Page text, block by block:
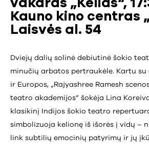
vakaras „Kelias“,
Kauno kino centras
Laisvės al. 54
Dviejų dalių solinė debiutinė šokio
minučių arbatos pertraukėle. Kartu
ir Europos, „Rajyashree Ramesh
teatro akademijos” šokėja Lina
klasikinį Indijos šokio teatro
simbolizuoja kelionę iš išorės į vidų –
link subtilių emocinių patyrimų ir jų